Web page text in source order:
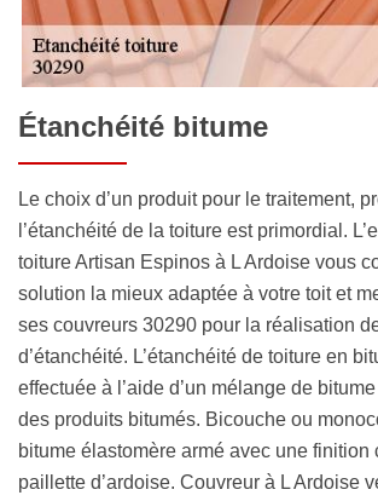
Étanchéité bitume
Le choix d’un produit pour le traitement,
l’étanchéité de la toiture est primordial.
toiture Artisan Espinos à L Ardoise vous
solution la mieux adaptée à votre toit et
ses couvreurs 30290 pour la réalisation
d’étanchéité. L’étanchéité de toiture en
effectuée à l’aide d’un mélange de
des produits bitumés. Bicouche ou
bitume élastomère armé avec une finition
paillette d’ardoise. Couvreur à L Ardoise